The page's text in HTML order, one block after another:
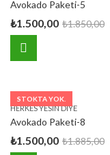
Avokado Paketi-5
₺1.500,00 ₺1.850,00
STOKTA YOK.
HERKES YESIN DIYE
Avokado Paketi-8
₺1.500,00 ₺1.885,00